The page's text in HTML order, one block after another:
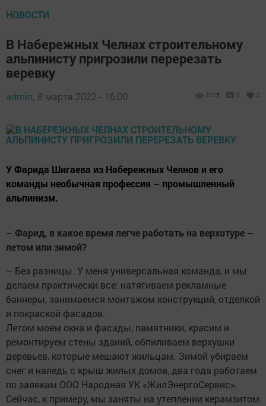
НОВОСТИ
В Набережных Челнах строительному
альпинисту пригрозили перерезать
веревку
admin, 8 марта 2022 - 16:00 3015 0 0
У Фарида Шигаева из Набережных Челнов и его
команды необычная профессия – промышленный
альпинизм.
– Фарид, в какое время легче работать на верхотуре –
летом или зимой?
– Без разницы. У меня универсальная команда, и мы
делаем практически все: натягиваем рекламные
баннеры, занимаемся монтажом конструкций, отделкой
и покраской фасадов.
Летом моем окна и фасады, памятники, красим и
ремонтируем стены зданий, обпиливаем верхушки
деревьев, которые мешают жильцам. Зимой убираем
снег и наледь с крыш жилых домов, два года работаем
по заявкам ООО Народная УК «ЖилЭнергоСервис».
Сейчас, к примеру, мы заняты на утеплении керамзитом